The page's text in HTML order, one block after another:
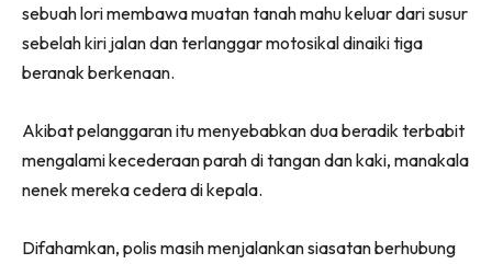
sebuah lori membawa muatan tanah mahu keluar dari susur
sebelah kiri jalan dan terlanggar motosikal dinaiki tiga
beranak berkenaan.
Akibat pelanggaran itu menyebabkan dua beradik terbabit
mengalami kecederaan parah di tangan dan kaki, manakala
nenek mereka cedera di kepala.
Difahamkan, polis masih menjalankan siasatan berhubung